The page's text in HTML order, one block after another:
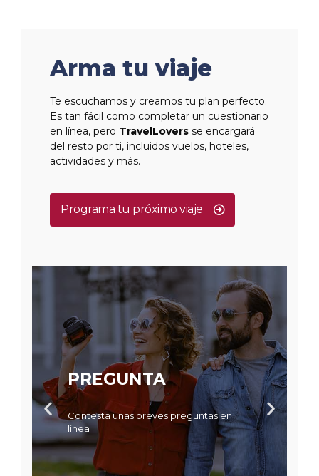
Arma tu viaje
Te escuchamos y creamos tu plan perfecto.
Es tan fácil como completar un cuestionario
en línea, pero TravelLovers se encargará
del resto por ti, incluidos vuelos, hoteles,
actividades y más.
Programa tu próximo viaje
PREGUNTA
Contesta unas breves preguntas en
línea